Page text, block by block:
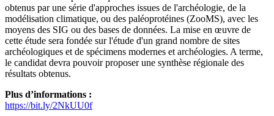
obtenus par une série d'approches issues de l'archéologie, de la
modélisation climatique, ou des paléoprotéines (ZooMS), avec les
moyens des SIG ou des bases de données. La mise en œuvre de
cette étude sera fondée sur l'étude d'un grand nombre de sites
archéologiques et de spécimens modernes et archéologies. A terme,
le candidat devra pouvoir proposer une synthèse régionale des
résultats obtenus.
Plus d’informations :
https://bit.ly/2NkUU0f